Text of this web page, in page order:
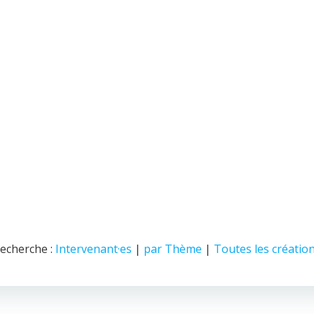
: Intervenant·es | par Thème | Toutes les
© 2026 Nice Fictions.